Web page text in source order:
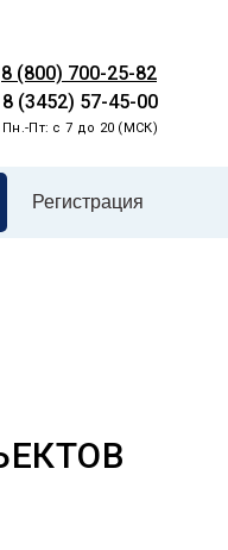
8 (3452) 57-45-00
8 (800) 700-25-82
Пн.-Пт: с 7 до 20 (МСК)
Регистрация